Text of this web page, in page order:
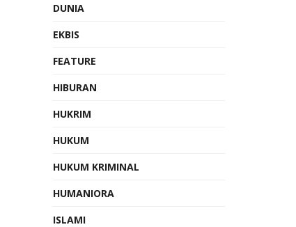
DUNIA
EKBIS
FEATURE
HIBURAN
HUKRIM
HUKUM
HUKUM KRIMINAL
HUMANIORA
ISLAMI